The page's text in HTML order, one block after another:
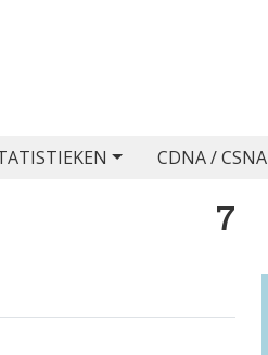
CDNA / CSNA
7